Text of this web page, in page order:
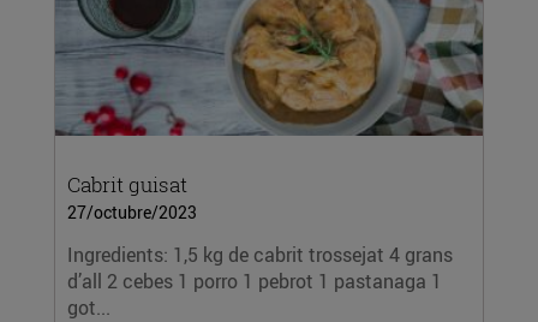
Cabrit guisat
27/octubre/2023
Ingredients: 1,5 kg de cabrit trossejat 4 grans
d’all 2 cebes 1 porro 1 pebrot 1 pastanaga 1
got...